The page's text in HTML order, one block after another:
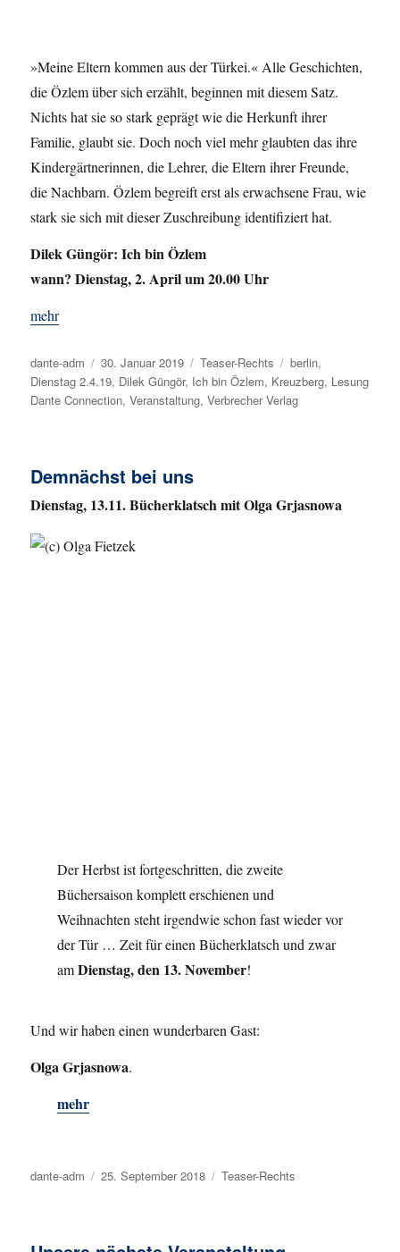
»Meine Eltern kommen aus der Türkei.« Alle Geschichten,
die Özlem über sich erzählt, beginnen mit diesem Satz.
Nichts hat sie so stark geprägt wie die Herkunft ihrer
Familie, glaubt sie. Doch noch viel mehr glaubten das ihre
Kindergärtnerinnen, die Lehrer, die Eltern ihrer Freunde,
die Nachbarn. Özlem begreift erst als erwachsene Frau, wie
stark sie sich mit dieser Zuschreibung identifiziert hat.
Dilek Güngör: Ich bin Özlem
wann? Dienstag, 2. April um 20.00 Uhr
mehr
Autor
dante-adm
Veröffentlicht
am
30. Januar 2019 Kategorien
Teaser-Rechts Schlagwörter
berlin,
Dienstag 2.4.19, Dilek Güngör, Ich bin Özlem, Kreuzberg, Lesung
Dante Connection,Veranstaltung,Verbrecher Verlag
Demnächst bei uns
Dienstag, 13.11. Bücherklatsch mit Olga Grjasnowa
Der Herbst ist fortgeschritten, die zweite
Büchersaison komplett erschienen und
Weihnachten steht irgendwie schon fast wieder vor
der Tür … Zeit für einen Bücherklatsch und zwar
amDienstag, den 13. November!
Und wir haben einen wunderbaren Gast:
Olga Grjasnowa.
mehr
Autor
dante-adm
Veröffentlicht
25. September 2018 Kategorien
Teaser-Rechts